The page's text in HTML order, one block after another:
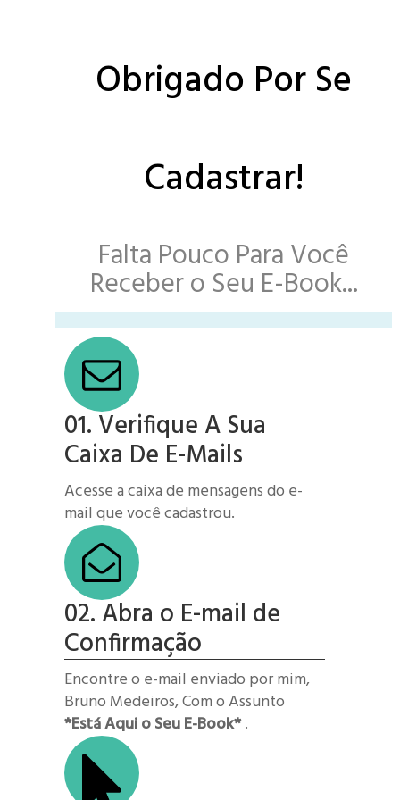
Obrigado Por Se
Cadastrar!
Falta Pouco Para Você
Receber o Seu E-Book...
01. Verifique A Sua
Caixa De E-Mails
Acesse a caixa de mensagens do e-
mail que você cadastrou.
02. Abra o E-mail de
Confirmação
Encontre o e-mail enviado por mim,
Bruno Medeiros, Com o Assunto
*Está Aqui o Seu E-Book*.